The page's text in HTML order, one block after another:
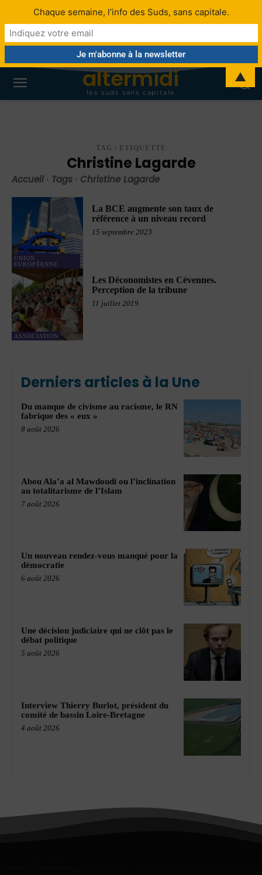
altermidi
les suds sans capitale
TAG / ETIQUETTE
Christine Lagarde
Accueil Tags Christine Lagarde
UNION
EUROPÉENNE
La BCE augmente son taux de
référence à un niveau record
15 septembre 2023
ASSOCIATION
Les Déconomistes en Cévennes.
Perception de la tribune
11 juillet 2019
Derniers articles à la Une
Du manque de civisme au racisme, le RN
fabrique des « eux »
8 août 2026
Abou Ala’a al Mawdoudi ou l’inclination
au totalitarisme de l’Islam
7 août 2026
Un nouveau rendez-vous manqué pour la
démocratie
6 août 2026
Une décision judiciaire qui ne clôt pas le
débat politique
5 août 2026
Interview Thierry Burlot, président du
comité de bassin Loire-Bretagne
4 août 2026
Chaque semaine, l’info des Suds, sans capitale.
▲